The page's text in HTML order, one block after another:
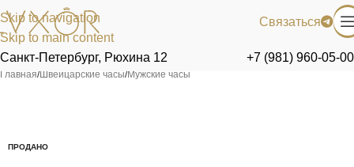
Skip to navigation
Skip to main content
Связаться
Санкт-Петербург, Рюхина 12 +7 (981) 960-05-00
Главная/Швейцарские часы/Мужские часы
ПРОДАНО